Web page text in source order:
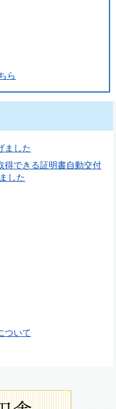
ら
ました
得できる証明書自動交付
した
ついて